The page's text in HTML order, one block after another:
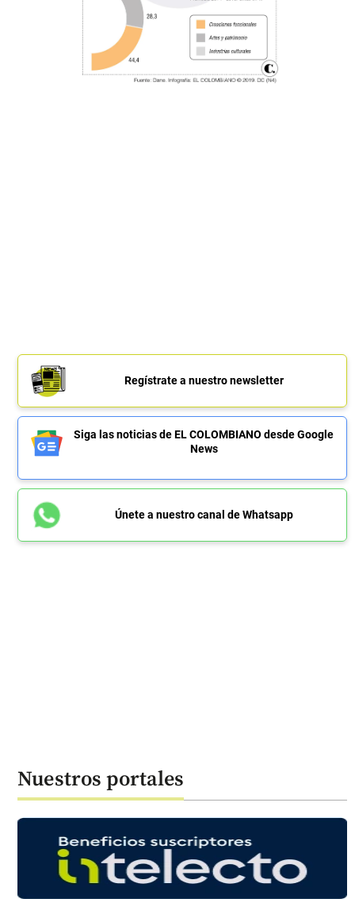
Regístrate a nuestro newsletter
Siga las noticias de EL COLOMBIANO desde Google
News
Únete a nuestro canal de Whatsapp
Nuestros portales